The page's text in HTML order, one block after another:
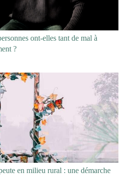
ont-elles tant de mal à
?
en milieu rural : une démarche